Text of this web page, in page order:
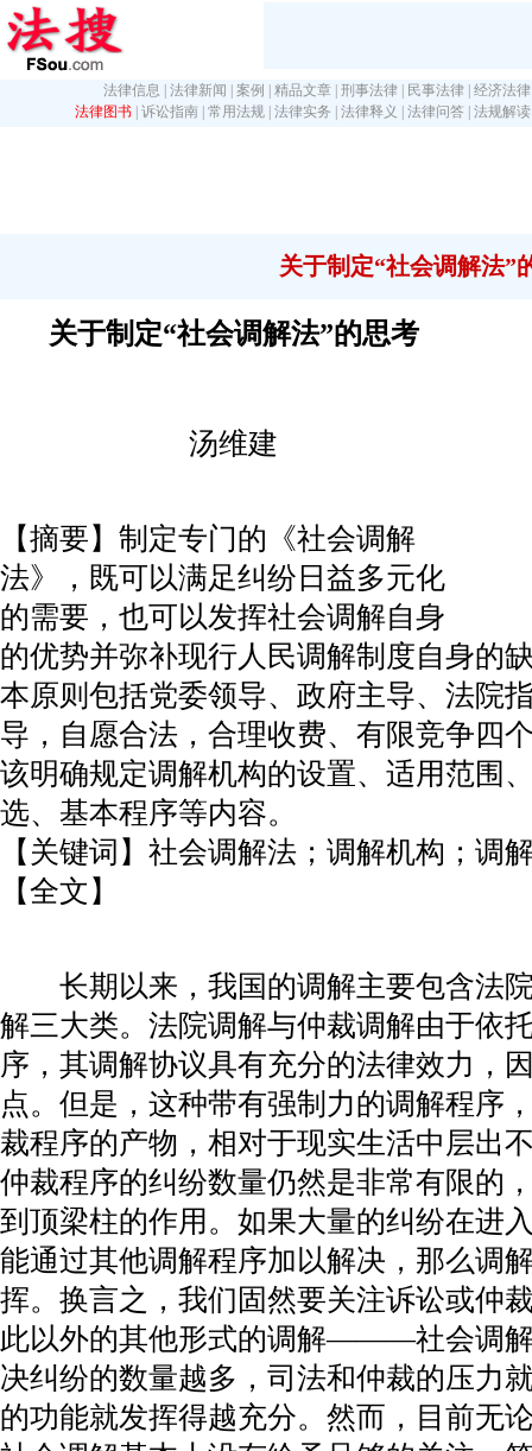
法律信息 法律新闻 案例 精品文章 刑事法律 民事法律 经济法律
法律图书 诉讼指南 常用法规 法律实务 法律释义 法律问答 法规解读
关于制定“社会调解法”
关于制定“社会调解法”的思考
汤维建
【摘要】制定专门的《社会调解
法》，既可以满足纠纷日益多元化
的需要，也可以发挥社会调解自身
的优势并弥补现行人民调解制度自身的
本原则包括党委领导、政府主导、法院
导，自愿合法，合理收费、有限竞争四
该明确规定调解机构的设置、适用范围
选、基本程序等内容。
【关键词】社会调解法；调解机构；调
【全文】
长期以来，我国的调解主要包含法院
解三大类。法院调解与仲裁调解由于依
序，其调解协议具有充分的法律效力，
点。但是，这种带有强制力的调解程序
裁程序的产物，相对于现实生活中层出
仲裁程序的纠纷数量仍然是非常有限的
到顶梁柱的作用。如果大量的纠纷在进
能通过其他调解程序加以解决，那么调
挥。换言之，我们固然要关注诉讼或仲
此以外的其他形式的调解———社会调
决纠纷的数量越多，司法和仲裁的压力
的功能就发挥得越充分。然而，目前无